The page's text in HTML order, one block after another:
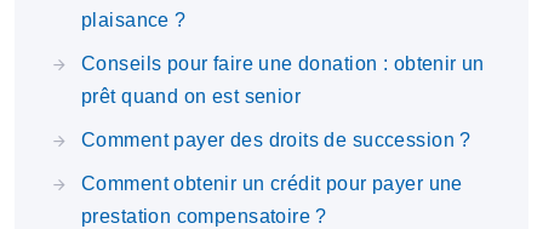
plaisance ?
Conseils pour faire une donation : obtenir un
prêt quand on est senior
Comment payer des droits de succession ?
Comment obtenir un crédit pour payer une
prestation compensatoire ?